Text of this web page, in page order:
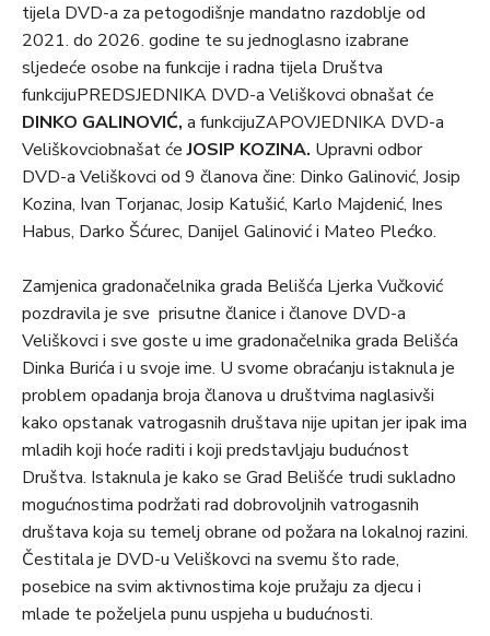
tijela DVD-a za petogodišnje mandatno razdoblje od
2021. do 2026. godine te su jednoglasno izabrane
sljedeće osobe na funkcije i radna tijela Društva
funkcijuPREDSJEDNIKA DVD-a Veliškovci obnašat će
DINKO GALINOVIĆ, a funkcijuZAPOVJEDNIKA DVD-a
Veliškovciobnašat ćeJOSIP KOZINA. Upravni odbor
DVD-a Veliškovci od 9 članova čine: Dinko Galinović, Josip
Kozina, Ivan Torjanac, Josip Katušić, Karlo Majdenić, Ines
Habus, Darko Šćurec, Danijel Galinović i Mateo Plećko.
Zamjenica gradonačelnika grada Belišća Ljerka Vučković
pozdravila je sve prisutne članice i članove DVD-a
Veliškovci i sve goste u ime gradonačelnika grada Belišća
Dinka Burića i u svoje ime. U svome obraćanju istaknula je
problem opadanja broja članova u društvima naglasivši
kako opstanak vatrogasnih društava nije upitan jer ipak ima
mladih koji hoće raditi i koji predstavljaju budućnost
Društva. Istaknula je kako se Grad Belišće trudi sukladno
mogućnostima podržati rad dobrovoljnih vatrogasnih
društava koja su temelj obrane od požara na lokalnoj razini.
Čestitala je DVD-u Veliškovci na svemu što rade,
posebice na svim aktivnostima koje pružaju za djecu i
mlade te poželjela punu uspjeha u budućnosti.